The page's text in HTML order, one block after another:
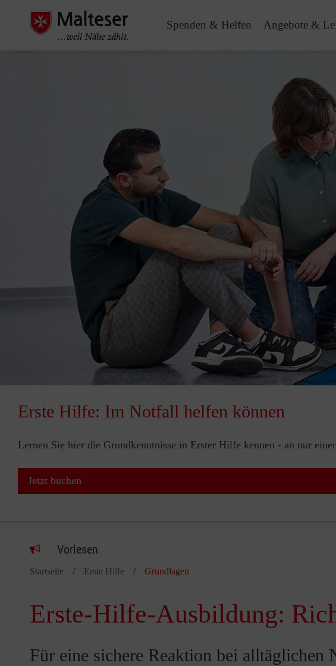
Spenden & Helfen Angebote &
Erste Hilfe: Im Notfall helfen können
Lernen Sie hier die Grundkenntnisse in Erster Hilfe kennen - an nur
Jetzt buchen
Vorlesen
Startseite Erste Hilfe Grundlagen
Erste-Hilfe-Ausbildung:
Für eine sichere Reaktion bei alltäglichen